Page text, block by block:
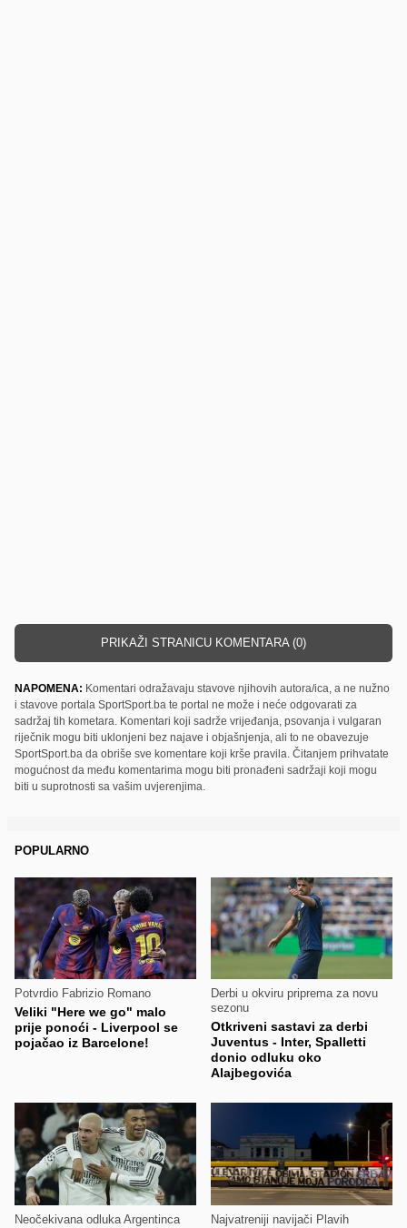
PRIKAŽI STRANICU KOMENTARA (0)
NAPOMENA: Komentari odražavaju stavove njihovih autora/ica, a ne nužno
i stavove portala SportSport.ba te portal ne može i neće odgovarati za
sadržaj tih kometara. Komentari koji sadrže vrijeđanja, psovanja i vulgaran
riječnik mogu biti uklonjeni bez najave i objašnjenja, ali to ne obavezuje
SportSport.ba da obriše sve komentare koji krše pravila. Čitanjem prihvatate
mogućnost da među komentarima mogu biti pronađeni sadržaji koji mogu
biti u suprotnosti sa vašim uvjerenjima.
POPULARNO
Potvrdio Fabrizio Romano
Veliki "Here we go" malo
prije ponoći - Liverpool se
pojačao iz Barcelone!
Derbi u okviru priprema za novu
sezonu
Otkriveni sastavi za derbi
Juventus - Inter, Spalletti
donio odluku oko
Alajbegovića
Neočekivana odluka Argentinca Najvatreniji navijači Plavih